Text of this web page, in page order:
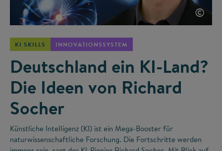
©
KI SKILLS INNOVATIONSSYSTEM
Deutschland ein KI-Land?
Die Ideen von Richard
Socher
Künstliche Intelligenz (KI) ist ein Mega-Booster für
naturwissenschaftliche Forschung. Die Fortschritte werden